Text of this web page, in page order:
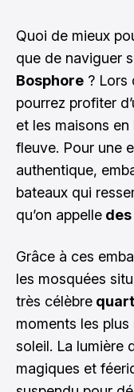
Quoi de mieux
que de naviguer
Bosphore ? Lors
pourrez profiter
et les maisons
fleuve. Pour une
authentique,
bateaux qui
qu’on appelle
Grâce à ces
les mosquées
très célèbre
moments les
soleil. La lumière
magiques et